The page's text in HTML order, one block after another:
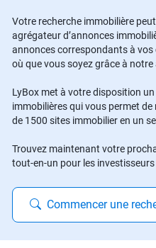
Votre recherche immobilière
agrégateur d’annonces
annonces correspondants à
où que vous soyez grâce à
LyBox met à votre disposition
immobilières qui vous permet
de 1500 sites immobilier en un
Trouvez maintenant votre
tout-en-un pour les
Commencer une